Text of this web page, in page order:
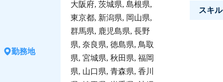
勤務地
大阪府, 茨城県, 島根県,
東京都, 新潟県, 岡山県,
群馬県, 鹿児島県, 長野
県, 奈良県, 徳島県, 鳥取
県, 宮城県, 秋田県, 福岡
県, 山口県, 青森県, 香川
スキル